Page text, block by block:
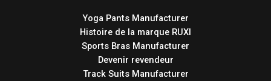
Yoga Pants Manufacturer
Histoire de la marque RUXI
Sports Bras Manufacturer
Devenir revendeur
Track Suits Manufacturer